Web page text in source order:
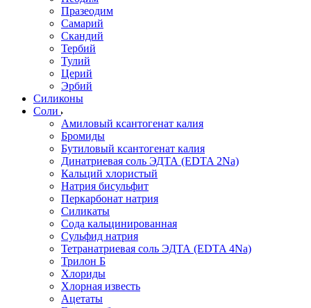
Празеодим
Самарий
Скандий
Тербий
Тулий
Церий
Эрбий
Силиконы
Соли
Амиловый ксантогенат калия
Бромиды
Бутиловый ксантогенат калия
Динатриевая соль ЭДТА (EDTA 2Na)
Кальций хлористый
Натрия бисульфит
Перкарбонат натрия
Силикаты
Сода кальцинированная
Сульфид натрия
Тетранатриевая соль ЭДТА (EDTA 4Na)
Трилон Б
Хлориды
Хлорная известь
Ацетаты